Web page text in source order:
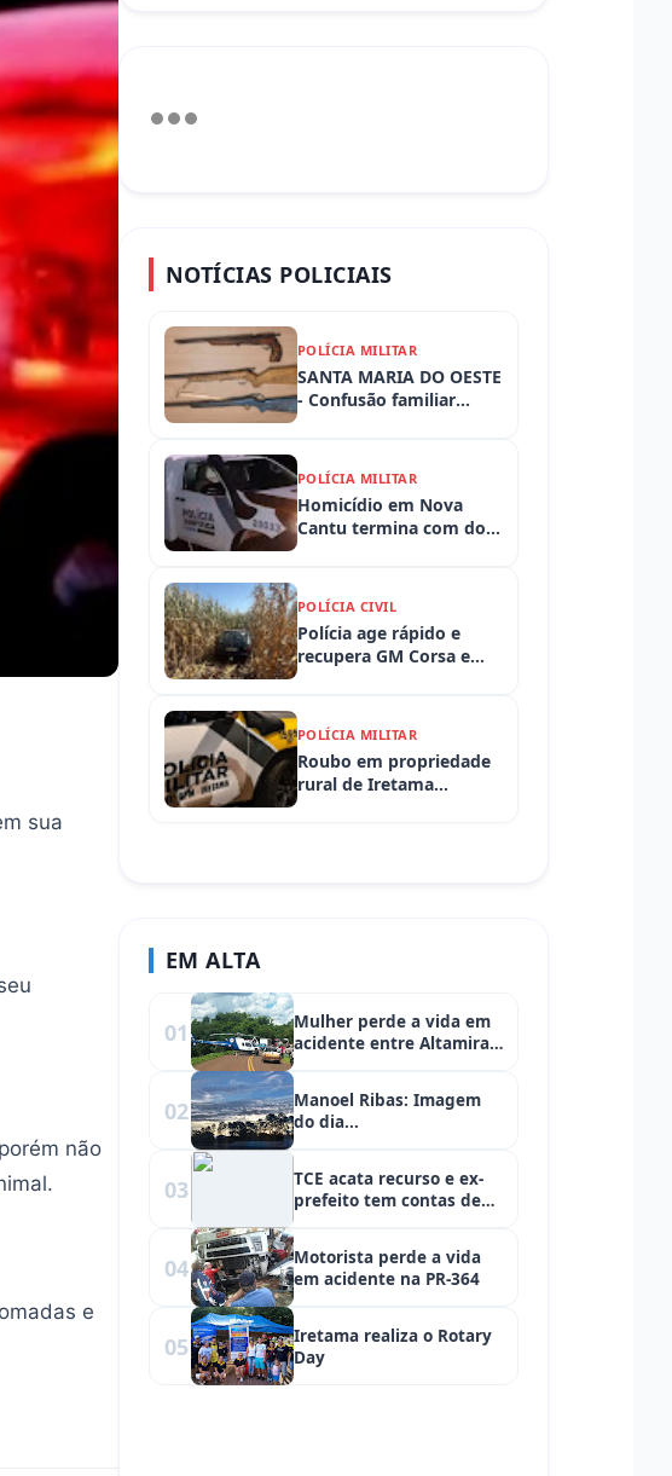
sua
não
e
NOTÍCIAS POLICIAIS
POLÍCIA MILITAR
SANTA MARIA DO OESTE
- Confusão familiar
termina com prisão por
volante e armas
apreendidas
POLÍCIA MILITAR
Homicídio em Nova
Cantu termina com dois
presos em flagrante
POLÍCIA CIVIL
Polícia age rápido e
recupera GM Corsa e
Toyota Hilux levados de
Iretama (PR)
POLÍCIA MILITAR
Roubo em propriedade
rural de Iretama
mobiliza equipes
EM ALTA
01
Mulher perde a vida em
acidente entre Altamira
do Paraná e Campina da
Lagoa
02
Manoel Ribas: Imagem
do dia...
03
" alt="TCE
acata
recurso e
ex-prefeito
tem contas
de
TCE acata recurso e ex-
prefeito tem contas de
convênio aprovadas
04
Motorista perde a vida
em acidente na PR-364
05
Iretama realiza o Rotary
Day